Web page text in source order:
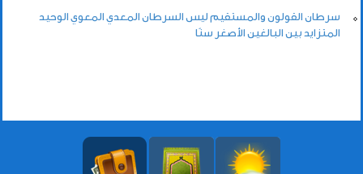
سرطان القولون والمستقيم ليس السرطان المعدي المعوي الوحيد
المتزايد بين البالغين الأصغر سنًا